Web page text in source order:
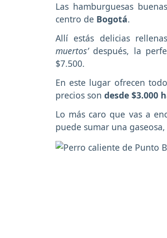
Las hamburguesas
centro de Bogotá.
Allí estás delicias
muertos’después, la
$7.500.
En este lugar ofrecen
precios son desde $3.000
Lo más caro que vas a
puede sumar una